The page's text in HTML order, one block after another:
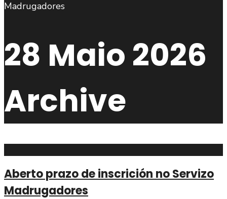
busca
28 Maio 2026
Archive
Aberto prazo de inscrición no Servizo
Madrugadores